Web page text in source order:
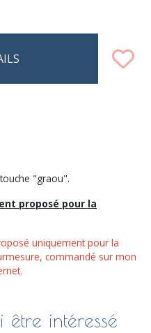
"graou".
proposé pour la
uniquement pour la
commandé sur mon
être intéressé